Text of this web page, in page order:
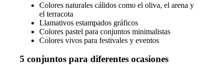
Colores naturales cálidos como el oliva, el arena y
el terracota
Llamativos estampados gráficos
Colores pastel para conjuntos minimalistas
Colores vivos para festivales y eventos
5 conjuntos para diferentes ocasiones